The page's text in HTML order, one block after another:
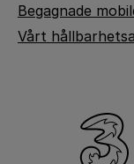
Begagnade
Vårt